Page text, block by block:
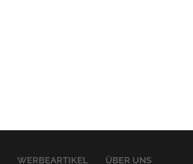
WERBEARTIKEL ÜBER UNS